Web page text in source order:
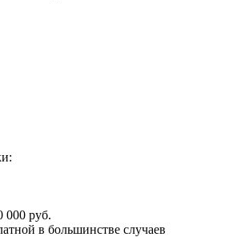
000 руб.
в большинстве случаев